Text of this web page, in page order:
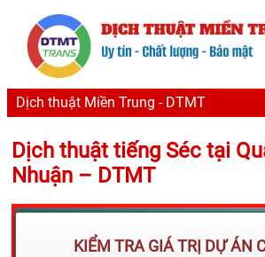
Dịch thuật Miền Trung - DTMT
Dịch thuật tiếng Séc tại
Nhuận – DTMT
KIỂM TRA GIÁ TRỊ DỰ ÁN